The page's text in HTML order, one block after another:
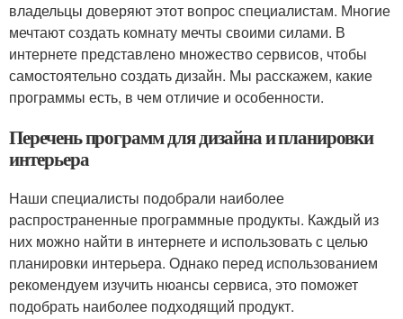
владельцы доверяют этот вопрос специалистам. Многие
мечтают создать комнату мечты своими силами. В
интернете представлено множество сервисов, чтобы
самостоятельно создать дизайн. Мы расскажем, какие
программы есть, в чем отличие и особенности.
Перечень программ для дизайна и планировки
интерьера
Наши специалисты подобрали наиболее
распространенные программные продукты. Каждый из
них можно найти в интернете и использовать с целью
планировки интерьера. Однако перед использованием
рекомендуем изучить нюансы сервиса, это поможет
подобрать наиболее подходящий продукт.